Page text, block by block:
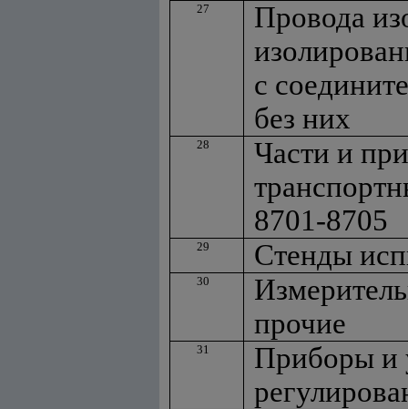
27
Провода
с
без них
28
Части и
8701-8705
29 Стенды
30
прочие
31
Приборы и